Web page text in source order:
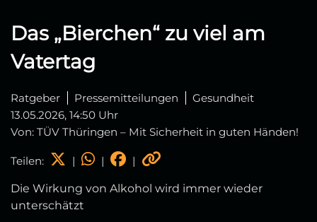
Das „Bierchen“ zu viel am
Vatertag
Ratgeber Pressemitteilungen
Gesundheit
13.05.2026, 14:50 Uhr
Von: TÜV Thüringen – Mit Sicherheit in guten Händen!
Teilen: | | |
Die Wirkung von Alkohol wird immer wieder
unterschätzt